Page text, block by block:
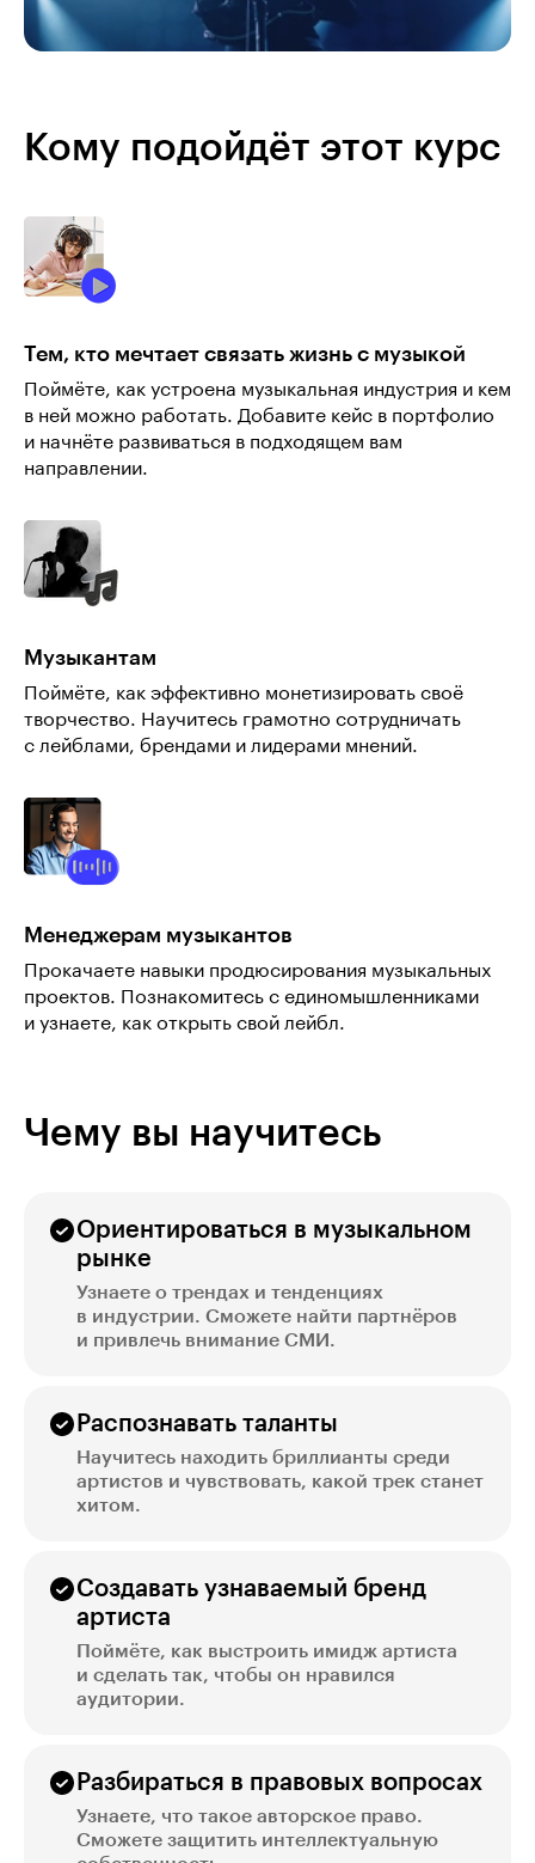
Кому подойдёт этот курс
Тем, кто мечтает связать жизнь с музыкой
Поймёте, как устроена музыкальная индустрия и кем
в ней можно работать. Добавите кейс в портфолио
и начнёте развиваться в подходящем вам
направлении.
Музыкантам
Поймёте, как эффективно монетизировать своё
творчество. Научитесь грамотно сотрудничать
с лейблами, брендами и лидерами мнений.
Менеджерам музыкантов
Прокачаете навыки продюсирования музыкальных
проектов. Познакомитесь с единомышленниками
и узнаете, как открыть свой лейбл.
Чему вы научитесь
Ориентироваться в музыкальном
рынке
Узнаете о трендах и тенденциях
в индустрии. Сможете найти партнёров
и привлечь внимание СМИ.
Распознавать таланты
Научитесь находить бриллианты среди
артистов и чувствовать, какой трек станет
хитом.
Создавать узнаваемый бренд
артиста
Поймёте, как выстроить имидж артиста
и сделать так, чтобы он нравился
аудитории.
Разбираться в правовых вопросах
Узнаете, что такое авторское право.
Сможете защитить интеллектуальную